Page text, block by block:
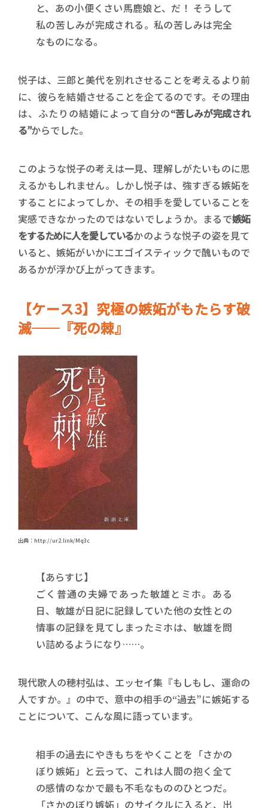
と、あの小便くさい馬鹿娘と、だ！ そうして
私の苦しみが完成される。私の苦しみは完全
なものになる。
悦子は、三郎と美代を別れさせることを考えるより前
に、彼らを結婚させることを企てるのです。その理由
は、ふたりの結婚によって自分の“苦しみが完成され
る”からでした。
このような悦子の考えは一見、理解しがたいものに思
えるかもしれません。しかし悦子は、強すぎる嫉妬を
することによってしか、その相手を愛していることを
実感できなかったのではないでしょうか。まるで嫉妬
をするために人を愛しているかのような悦子の姿を見て
いると、嫉妬がいかにエゴイスティックで醜いもので
あるかが浮かび上がってきます。
【ケース3】究極の嫉妬がもたらす破
滅──『死の棘』
出典：http://ur2.link/Mq3c
【あらすじ】
ごく普通の夫婦であった敏雄とミホ。ある
日、敏雄が日記に記録していた他の女性との
情事の記録を見てしまったミホは、敏雄を問
い詰めるようになり……。
現代歌人の穂村弘は、エッセイ集『もしもし、運命の
人ですか。』の中で、意中の相手の“過去”に嫉妬する
ことについて、こんな風に語っています。
相手の過去にやきもちをやくことを「さかの
ぼり嫉妬」と云って、これは人間の抱く全て
の感情のなかで最も不毛なもののひとつだ。
「さかのぼり嫉妬」のサイクルに入ると、出